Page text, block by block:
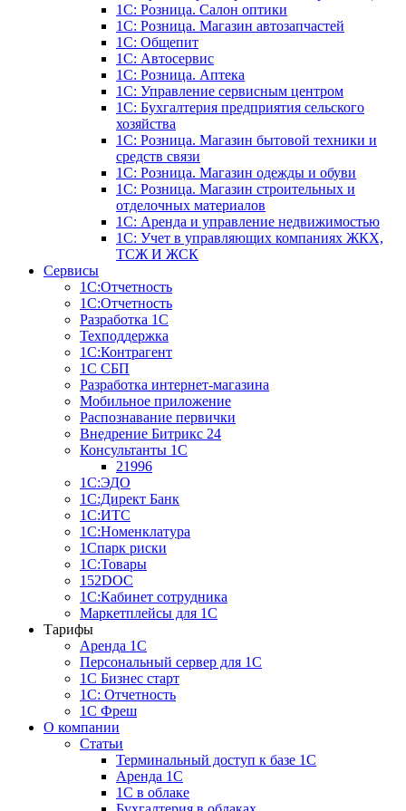
1С: Розница. Салон оптики
1С: Розница. Магазин автозапчастей
1C: Общепит
1С: Автосервис
1С: Розница. Аптека
1С: Управление сервисным центром
1С: Бухгалтерия предприятия сельского
хозяйства
1С: Розница. Магазин бытовой техники и
средств связи
1С: Розница. Магазин одежды и обуви
1С: Розница. Магазин строительных и
отделочных материалов
1С: Аренда и управление недвижимостью
1C: Учет в управляющих компаниях ЖКХ,
ТСЖ И ЖСК
Сервисы
1С:Отчетность
1С:Отчетность
Разработка 1С
Техподдержка
1С:Контрагент
1С СБП
Разработка интернет-магазина
Мобильное приложение
Распознавание первички
Внедрение Битрикс 24
Консультанты 1С
21996
1С:ЭДО
1С:Директ Банк
1С:ИТС
1С:Номенклатура
1Спарк риски
1С:Товары
152DOC
1С:Кабинет сотрудника
Маркетплейсы для 1С
Тарифы
Аренда 1С
Персональный сервер для 1С
1С Бизнес старт
1С: Отчетность
1C Фреш
О компании
Статьи
Терминальный доступ к базе 1С
Аренда 1С
1С в облаке